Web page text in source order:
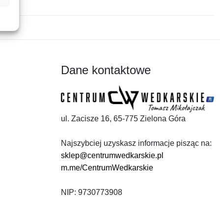
Dane kontaktowe
ul. Zacisze 16, 65-775 Zielona Góra
Najszybciej uzyskasz informacje pisząc na:
sklep@centrumwedkarskie.pl
m.me/CentrumWedkarskie
NIP: 9730773908